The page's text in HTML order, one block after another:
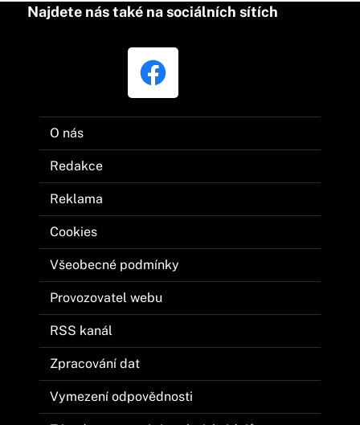
Najdete nás také na sociálních sítích
O nás
Redakce
Reklama
Cookies
Všeobecné podmínky
Provozovatel webu
RSS kanál
Zpracování dat
Vymezení odpovědnosti